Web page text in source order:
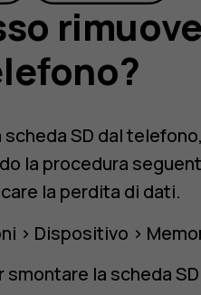
scheda SD dal
la procedura
la perdita di dati.
> Dispositivo >
smontare la scheda SD